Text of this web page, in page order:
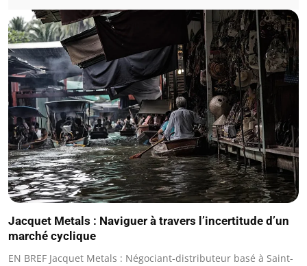
Jacquet Metals : Naviguer à travers l’incertitude d’un
marché cyclique
EN BREF Jacquet Metals : Négociant-distributeur basé à Saint-